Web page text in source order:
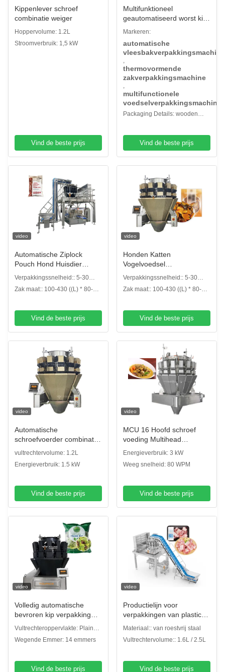
Kippenlever schroef
combinatie weiger
Hoppervolume: 1.2L
Stroomverbruik: 1,5 kW
Vind de beste prijs
Multifunktioneel
geautomatiseerd worst kip
varkensvlees schaapvlees
verpakkingsmachine
voedsel vleeszak
thermovormende zak
verpakkingsmachine
Markeren:
automatische
vleesbakverpakkingsmachine
,
thermovormende
zakverpakkingsmachine
,
multifunctionele
voedselverpakkingsmachine
Packaging Details: wooden
Vind de beste prijs
video
Automatische Ziplock
Pouch Hond Huisdier
Voedsel Treat Lineaire
Weeger Verpakking
Doypack
Verpakkingssnelheid:: 5-30
beats per minuut ritszakken
Zak maat:: 100-430 ((L) * 80-
Vind de beste prijs
video
Honden Katten
Vogelvoedsel
Voorafgemaakte zak
Vollediging
Afdichtingsapparatuur
Verpakkingsmachine
Verpakkingssnelheid:: 5-30
beats per minuut ritszakken
Zak maat:: 100-430 ((L) * 80-
Vind de beste prijs
video
Automatische
schroefvoerder combinatie
weegschaal vullen kleverig
meerhoofdig weegschaal
vultrechtervolume: 1.2L
Energieverbruik: 1.5 kW
Vind de beste prijs
video
MCU 16 Hoofd schroef
voeding Multihead
weegmachine voor pre-
made voedsel rundvlees
Curry vers vlees
Energieverbruik: 3 kW
Weeg snelheid: 80 WPM
Vind de beste prijs
video
Volledig automatische
bevroren kip verpakking
vers vlees hele kip
verpakkingsmachine
aluminium verpakking
Vultrechteroppervlakte: Plain
plate hopper/Dimple plate
Wegende Emmer: 14 emmers
Vind de beste prijs
video
Productielijn voor
verpakkingen van plastic
dozen met verse ribben
touchscreen
Materiaal:: van roestvrij staal
Vultrechtervolume:: 1.6L / 2.5L
Vind de beste prijs